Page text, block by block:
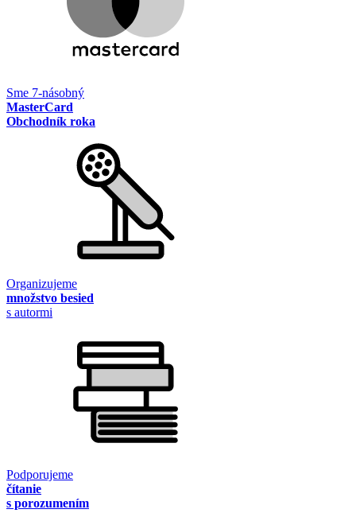
Sme 7-násobný
MasterCard
Obchodník roka
Organizujeme
množstvo besied
s autormi
Podporujeme
čítanie
s porozumením